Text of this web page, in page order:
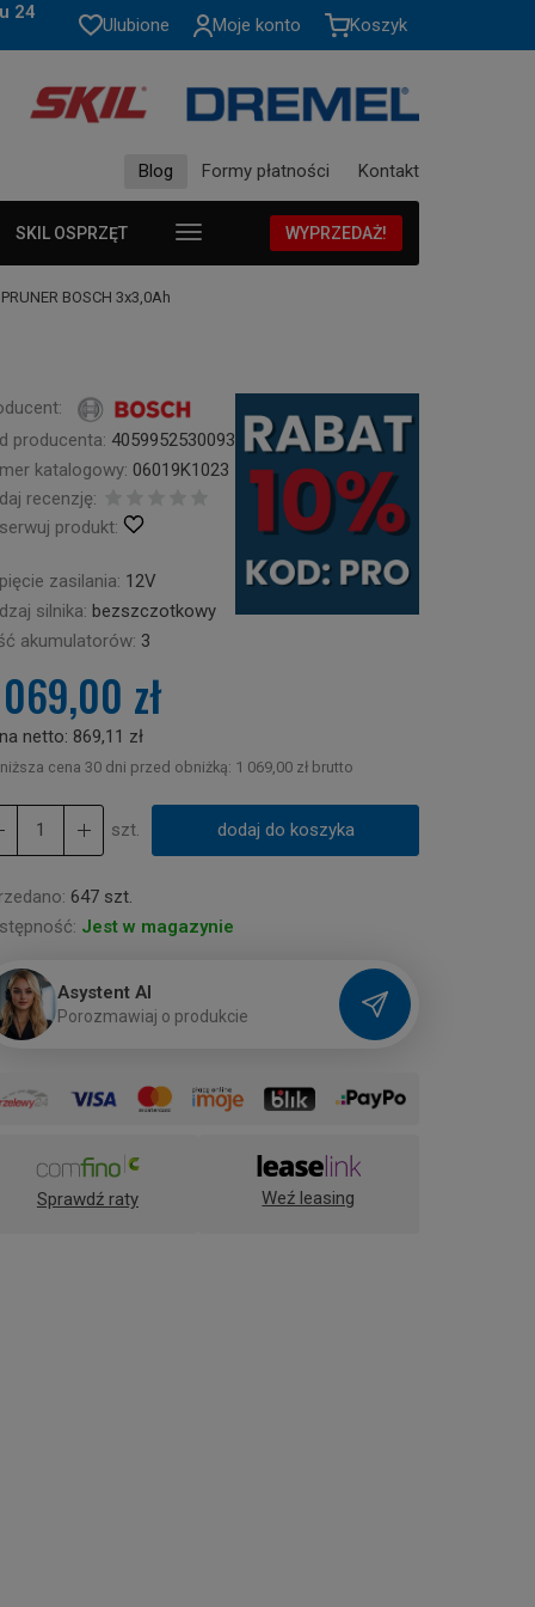
24
Ulubione Moje konto Koszyk
Blog Formy płatności Kontakt
SKIL OSPRZĘT WYPRZEDAŻ!
BOSCH 3x3,0Ah
producenta: 4059952530093
katalogowy: 06019K1023
recenzję:
produkt:
zasilania: 12V
silnika: bezszczotkowy
akumulatorów: 3
zł
netto: 869,11 zł
cena 30 dni przed obniżką: 1 069,00 zł brutto
szt. dodaj do koszyka
647 szt.
Jest w magazynie
Asystent AI
Porozmawiaj o produkcie
Sprawdź raty Weź leasing